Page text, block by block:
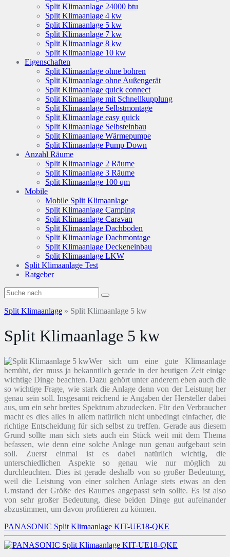
Split Klimaanlage 24000 btu
Split Klimaanlage 4 kw
Split Klimaanlage 5 kw
Split Klimaanlage 7 kw
Split Klimaanlage 8 kw
Split Klimaanlage 10 kw
Eigenschaften
Split Klimaanlage ohne bohren
Split Klimaanlage ohne Außengerät
Split Klimaanlage quick connect
Split Klimaanlage mit Schnellkupplung
Split Klimaanlage Selbstmontage
Split Klimaanlage easy quick
Split Klimaanlage Selbsteinbau
Split Klimaanlage Wärmepumpe
Split Klimaanlage Pump Down
Anzahl Räume
Split Klimaanlage 2 Räume
Split Klimaanlage 3 Räume
Split Klimaanlage 100 qm
Mobile
Mobile Split Klimaanlage
Split Klimaanlage Camping
Split Klimaanlage Caravan
Split Klimaanlage Dachboden
Split Klimaanlage Dachmontage
Split Klimaanlage Deckeneinbau
Split Klimaanlage LKW
Split Klimaanlage Test
Ratgeber
Split Klimaanlage » Split Klimaanlage 5 kw
Split Klimaanlage 5 kw
Wer sich um eine gute Klimaanlage
bemüht, der muss ja bekanntlich gerade in der heutigen Zeit einige
wichtige Dinge beachten. Dazu gehört unter anderem eben auch die
so wichtige Frage, wie stark die Anlage denn von der Leistung her
genau sein soll. Insgesamt reichend ie Angaben der Hersteller dabei
aus, um ein sehr breites Spektrum abzudecken. Für den Verbraucher
macht es dies alles in allem natürlich nicht unbedingt einfacher, die
richtige Entscheidung für sich selbst zu treffen. Gerade aus diesem
Grund sollte man sich stets auch ein Stück weit mit dem Thema
befassen, wie denn eine solche Anlage nun genau aufgebaut sein
soll. Zuerst einmal ist es dabei natürlich wichtig, die
unterschiedlichen Aspekte so genau wie nur möglich zu
durchleuchten. Dies ist gerade deshalb von so großer Bedeutung,
weil die Leistung von einer solchen Anlage stets etwas an den
Umstand der Größe des Raumes angepasst sein sollte. Es ist also
von sehr großer Bedeutung, diese beiden Dinge gut aufeinander
abzustimmen, um davon profitieren zu können.
PANASONIC Split Klimaanlage KIT-UE18-QKE